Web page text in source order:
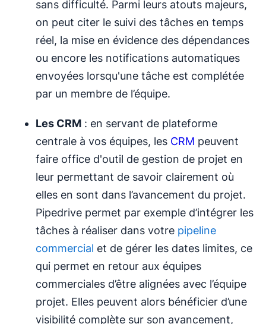
sans difficulté. Parmi leurs atouts majeurs,
on peut citer le suivi des tâches en temps
réel, la mise en évidence des dépendances
ou encore les notifications automatiques
envoyées lorsqu'une tâche est complétée
par un membre de l’équipe.
Les CRM : en servant de plateforme
centrale à vos équipes, les CRM peuvent
faire office d'outil de gestion de projet en
leur permettant de savoir clairement où
elles en sont dans l’avancement du projet.
Pipedrive permet par exemple d’intégrer les
tâches à réaliser dans votre pipeline
commercial et de gérer les dates limites, ce
qui permet en retour aux équipes
commerciales d’être alignées avec l’équipe
projet. Elles peuvent alors bénéficier d’une
visibilité complète sur son avancement,